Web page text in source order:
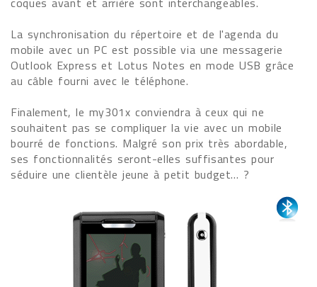
La synchronisation du répertoire et de l'agenda du
mobile avec un PC est possible via une messagerie
Outlook Express et Lotus Notes en mode USB grâce
au câble fourni avec le téléphone.
Finalement, le my301x conviendra à ceux qui ne
souhaitent pas se compliquer la vie avec un mobile
bourré de fonctions. Malgré son prix très abordable,
ses fonctionnalités seront-elles suffisantes pour
séduire une clientèle jeune à petit budget… ?